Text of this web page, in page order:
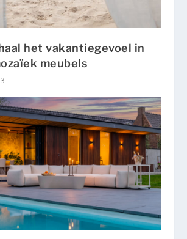
het vakantiegevoel in
meubels